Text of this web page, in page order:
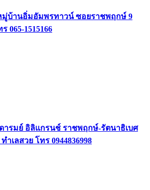
มู่บ้านอิ่มอัมพรทาวน์ ซอยราชพฤกษ์ 9
065-1515166
รมย์ อิลิแกรนช์ ราชพฤกษ์-รัตนาธิเบศ
เลสวย โทร 0944836998